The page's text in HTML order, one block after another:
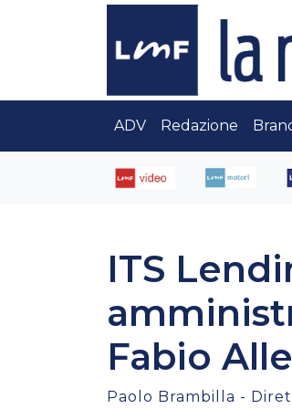
ADV Redazione
ITS
Fabio
Paolo Brambilla -